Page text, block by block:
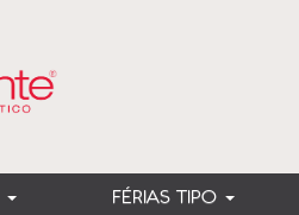
FÉRIAS TIPO